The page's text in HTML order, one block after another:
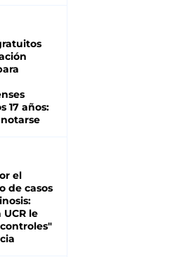
17 años:
el
de casos
le